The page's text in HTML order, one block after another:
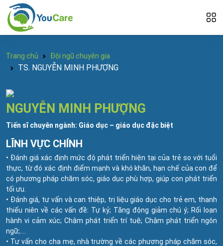
Trang chủ Đội ngũ chuyên gia
TS. NGUYỄN MINH PHƯỢNG
NGUYỄN MINH PHƯỢNG
Tiến sĩ chuyên ngành: Giáo dục – giáo dục đặc biệt
LĨNH VỰC CHÍNH
• Đánh giá xác định mức độ phát triển hiện tại của trẻ so với tuổi
thực, từ đó xác định điểm mạnh và khó khăn, hạn chế của con để
có phương pháp chăm sóc, giáo dục phù hợp, giúp con phát triển
tối ưu.
• Đánh giá, tư vấn và can thiệp, trị liệu giáo dục cho trẻ em, thanh
thiếu niên về các vấn đề: Tự kỷ; Tăng động giảm chú ý; Rối loạn
hành vi cảm xúc; Chậm phát triển trí tuệ; Chậm phát triển ngôn
ngữ;….
• Tư vấn cho cha mẹ, nhà trường về các phương pháp chăm sóc,